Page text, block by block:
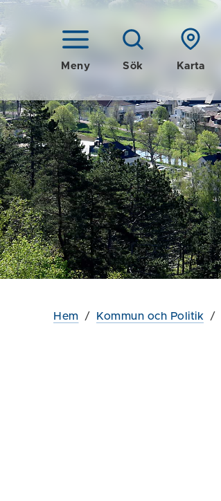
Meny Sök Karta
Hem / Kommun och Politik /